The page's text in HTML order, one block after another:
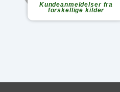
Kundeanmeldelser fra
forskellige kilder